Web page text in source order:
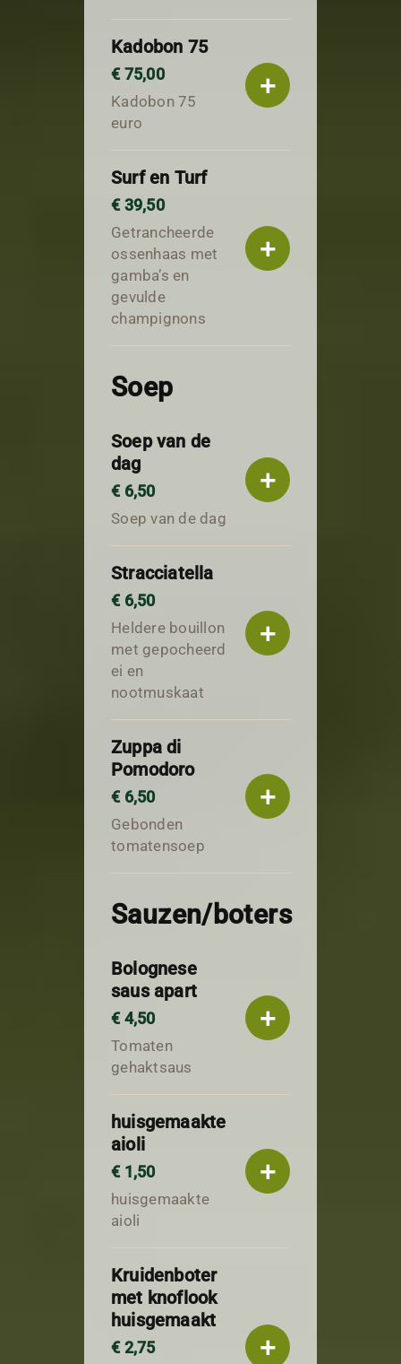
Kadobon 75
€ 75,00
Kadobon 75
euro
+
Surf en Turf
€ 39,50
Getrancheerde
ossenhaas met
gamba’s en
gevulde
champignons
+
Soep
Soep van de
dag
€ 6,50
Soep van de dag
+
Stracciatella
€ 6,50
Heldere bouillon
met gepocheerd
ei en
nootmuskaat
+
Zuppa di
Pomodoro
€ 6,50
Gebonden
tomatensoep
+
Sauzen/boters
Bolognese
saus apart
€ 4,50
Tomaten
gehaktsaus
+
huisgemaakte
aioli
€ 1,50
huisgemaakte
aioli
+
Kruidenboter
met knoflook
huisgemaakt
€ 2,75 +